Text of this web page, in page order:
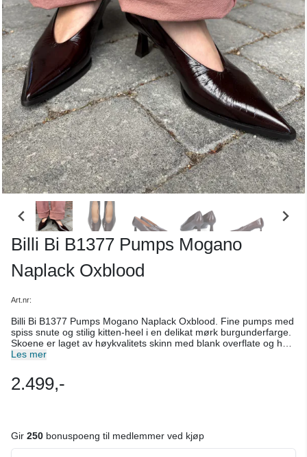
Billi Bi B1377 Pumps Mogano
Naplack Oxblood
Art.nr:
Billi Bi B1377 Pumps Mogano Naplack Oxblood. Fine pumps med
spiss snute og stilig kitten-heel i en delikat mørk burgunderfarge.
Skoene er laget av høykvalitets skinn med blank overflate og har
komfortabel innersåle i skinn, samt gummisåle som gir godt feste
Bi pumpsene løfte ethvert antrekk. Normal i størrelsen. Farge:
Mørk burgunder. Materiale: Skinn og gummisåle- Husk
Les mer
2.499,-
Gir 250 bonuspoeng til medlemmer ved kjøp